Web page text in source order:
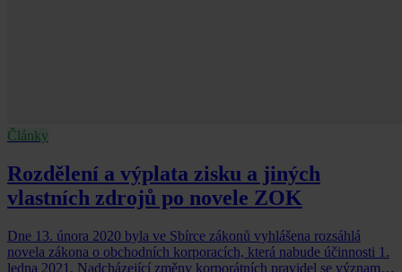
Články
Rozdělení a výplata zisku a jiných
vlastních zdrojů po novele ZOK
Dne 13. února 2020 byla ve Sbírce zákonů vyhlášena rozsáhlá
novela zákona o obchodních korporacích, která nabude účinnosti 1.
ledna 2021. Nadcházející změny korporátních pravidel se významně